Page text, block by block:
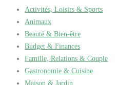
Activités, Loisirs & Sports
Animaux
Beauté & Bien-être
Budget & Finances
Famille, Relations & Couple
Gastronomie & Cuisine
Maison & Jardin